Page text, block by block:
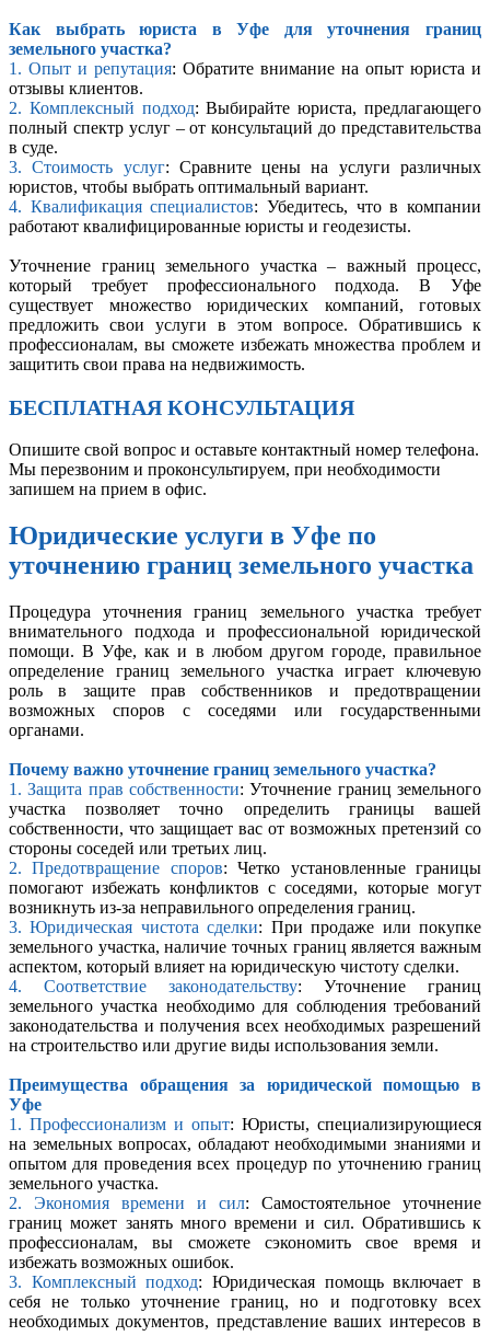
Как выбрать юриста в Уфе для уточнения границ
земельного участка?
1. Опыт и репутация: Обратите внимание на опыт юриста и
отзывы клиентов.
2. Комплексный подход: Выбирайте юриста, предлагающего
полный спектр услуг – от консультаций до представительства
в суде.
3. Стоимость услуг: Сравните цены на услуги различных
юристов, чтобы выбрать оптимальный вариант.
4. Квалификация специалистов: Убедитесь, что в компании
работают квалифицированные юристы и геодезисты.
Уточнение границ земельного участка – важный процесс,
который требует профессионального подхода. В Уфе
существует множество юридических компаний, готовых
предложить свои услуги в этом вопросе. Обратившись к
профессионалам, вы сможете избежать множества проблем и
защитить свои права на недвижимость.
БЕСПЛАТНАЯ КОНСУЛЬТАЦИЯ
Опишите свой вопрос и оставьте контактный номер телефона.
Мы перезвоним и проконсультируем, при необходимости
запишем на прием в офис.
Юридические услуги в Уфе по
уточнению границ земельного участка
Процедура уточнения границ земельного участка требует
внимательного подхода и профессиональной юридической
помощи. В Уфе, как и в любом другом городе, правильное
определение границ земельного участка играет ключевую
роль в защите прав собственников и предотвращении
возможных споров с соседями или государственными
органами.
Почему важно уточнение границ земельного участка?
1. Защита прав собственности: Уточнение границ земельного
участка позволяет точно определить границы вашей
собственности, что защищает вас от возможных претензий со
стороны соседей или третьих лиц.
2. Предотвращение споров: Четко установленные границы
помогают избежать конфликтов с соседями, которые могут
возникнуть из-за неправильного определения границ.
3. Юридическая чистота сделки: При продаже или покупке
земельного участка, наличие точных границ является важным
аспектом, который влияет на юридическую чистоту сделки.
4. Соответствие законодательству: Уточнение границ
земельного участка необходимо для соблюдения требований
законодательства и получения всех необходимых разрешений
на строительство или другие виды использования земли.
Преимущества обращения за юридической помощью в
Уфе
1. Профессионализм и опыт: Юристы, специализирующиеся
на земельных вопросах, обладают необходимыми знаниями и
опытом для проведения всех процедур по уточнению границ
земельного участка.
2. Экономия времени и сил: Самостоятельное уточнение
границ может занять много времени и сил. Обратившись к
профессионалам, вы сможете сэкономить свое время и
избежать возможных ошибок.
3. Комплексный подход: Юридическая помощь включает в
себя не только уточнение границ, но и подготовку всех
необходимых документов, представление ваших интересов в